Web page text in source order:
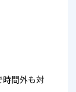
時間外も対